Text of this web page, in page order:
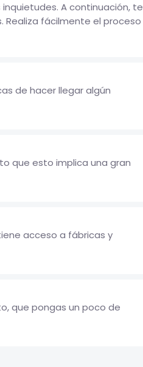
A continuación, te
fácilmente el proceso
de hacer llegar algún
que esto implica una gran
acceso a fábricas y
que pongas un poco de